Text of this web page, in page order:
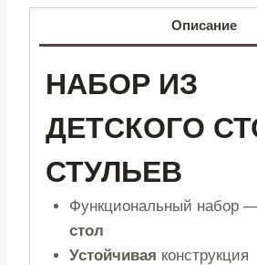
2
ECOTOYS
Описание
НАБОР ИЗ
ДЕТСКОГО
СТУЛЬЕВ
Функциональный набор
стол
Устойчивая конструкция